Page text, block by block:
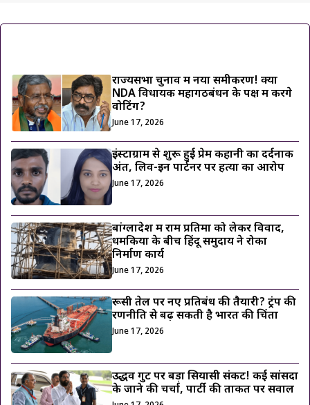
राज्यसभा चुनाव में नया समीकरण! क्या
NDA विधायक महागठबंधन के पक्ष में करेंगे
वोटिंग?
June 17, 2026
इंस्टाग्राम से शुरू हुई प्रेम कहानी का दर्दनाक
अंत, लिव-इन पार्टनर पर हत्या का आरोप
June 17, 2026
बांग्लादेश में राम प्रतिमा को लेकर विवाद,
धमकियों के बीच हिंदू समुदाय ने रोका
निर्माण कार्य
June 17, 2026
रूसी तेल पर नए प्रतिबंध की तैयारी? ट्रंप की
रणनीति से बढ़ सकती है भारत की चिंता
June 17, 2026
उद्धव गुट पर बड़ा सियासी संकट! कई सांसदों
के जाने की चर्चा, पार्टी की ताकत पर सवाल